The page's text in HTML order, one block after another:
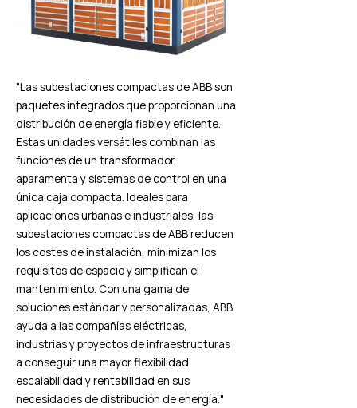
"Las subestaciones compactas de ABB son
paquetes integrados que proporcionan una
distribución de energía fiable y eficiente.
Estas unidades versátiles combinan las
funciones de un transformador,
aparamenta y sistemas de control en una
única caja compacta. Ideales para
aplicaciones urbanas e industriales, las
subestaciones compactas de ABB reducen
los costes de instalación, minimizan los
requisitos de espacio y simplifican el
mantenimiento. Con una gama de
soluciones estándar y personalizadas, ABB
ayuda a las compañías eléctricas,
industrias y proyectos de infraestructuras
a conseguir una mayor flexibilidad,
escalabilidad y rentabilidad en sus
necesidades de distribución de energía."